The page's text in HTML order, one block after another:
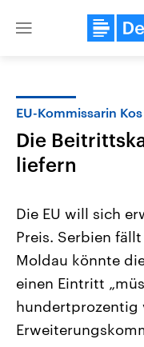
Close
Landtagswahl
2026
Alle Informationen
Sachsen-Anhalt wählt
September 2026 einen
EU-Kommissarin Kos
Die
liefern
Die EU will sich
Preis. Serbien
Moldau könnte
einen Eintritt
hundertprozentig